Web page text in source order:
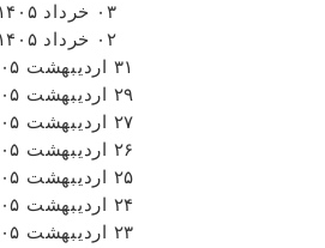
۰۳ خرداد ۱۴۰۵
۰۲ خرداد ۱۴۰۵
۳۱ اردیبهشت ۱۴۰۵
۲۹ اردیبهشت ۱۴۰۵
۲۷ اردیبهشت ۱۴۰۵
۲۶ اردیبهشت ۱۴۰۵
۲۵ اردیبهشت ۱۴۰۵
۲۴ اردیبهشت ۱۴۰۵
۲۳ اردیبهشت ۱۴۰۵